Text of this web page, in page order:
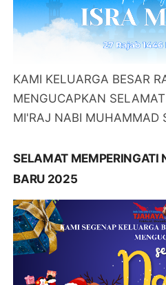
KAMI KELUARGA BESAR
MENGUCAPKAN
MI'RAJ NABI MUHAMMAD
SELAMAT MEMPERINGATI
BARU 2025